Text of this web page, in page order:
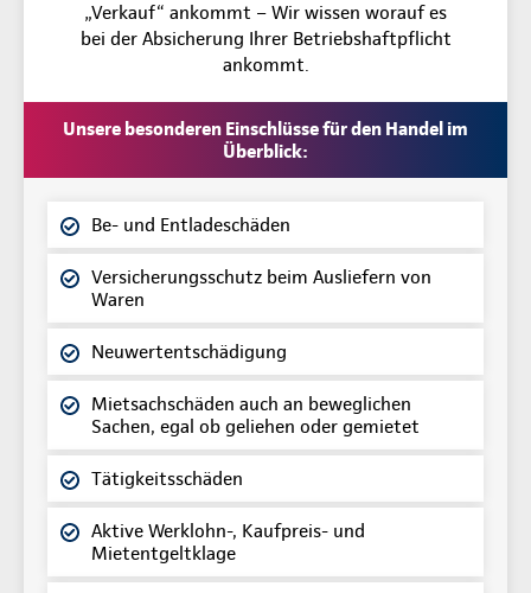
„Verkauf“ ankommt – Wir wissen worauf es
bei der Absicherung Ihrer Betriebshaftpflicht
ankommt.
Unsere besonderen Einschlüsse für den Handel im
Überblick:
Be- und Entladeschäden
Versicherungsschutz beim Ausliefern von
Waren
Neuwertentschädigung
Mietsachschäden auch an beweglichen
Sachen, egal ob geliehen oder gemietet
Tätigkeitsschäden
Aktive Werklohn-, Kaufpreis- und
Mietentgeltklage